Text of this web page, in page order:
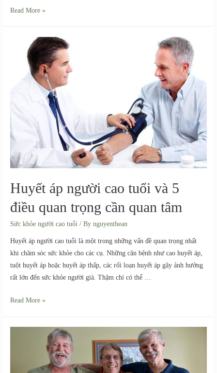
Read More »
Huyết áp người cao tuổi và 5
điều quan trọng cần quan tâm
Sức khỏe người cao tuổi / Bynguyenthean
Huyết áp người cao tuổi là một trong những vấn đề quan trọng nhất
khi chăm sóc sức khỏe cho các cụ. Những căn bệnh như cao huyết áp,
tuột huyết áp hoặc huyết áp thấp, các rối loạn huyết áp gây ảnh hưởng
rất lớn đến sức khỏe người già. Thậm chí có thể …
Read More »